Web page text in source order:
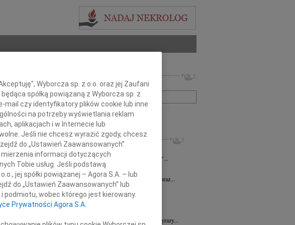
Imię i nazwisko lub numer ogłoszenia:
+ szukanie zaawansowane
INNE NEKROLOGI
Marcin Piotr Czarnota 17.07.2026
"Nie umiera ten, kto trwa w pamięci żywych"...
03.07.2026Rzeszów
Panu Dyrektorowi Jerzemu Guniewskiemu oraz...
Karol Drozd
17.06.2026
Z ogromnym smutkiem i niedowierzaniem...
12.06.2026
Pani Dr n. med. Mai Ptasiewicz składamy wyrazy...
Wyborcza sp. z o.o. oraz jej Zaufani
spółką powiązaną z Wyborcza sp. z
mail czy identyfikatory plików cookie lub inne
na potrzeby wyświetlania reklam
aplikacjach i w Internecie lub
Jeśli nie chcesz wyrazić zgody, chcesz
do „Ustawień Zaawansowanych”.
informacji dotyczących
Tobie usług. Jeśli podstawą
jej spółki powiązanej – Agora S.A. – lub
do „Ustawień Zaawansowanych” lub
wobec którego jest kierowany.
Prywatności Agora S.A.